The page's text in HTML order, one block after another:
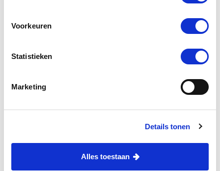
Voorkeuren
Statistieken
Marketing
Details tonen
Alles toestaan
Die “Kleintjes-Methode” – der Start
bedeutet, dass dein Kleines soweit ist, um die